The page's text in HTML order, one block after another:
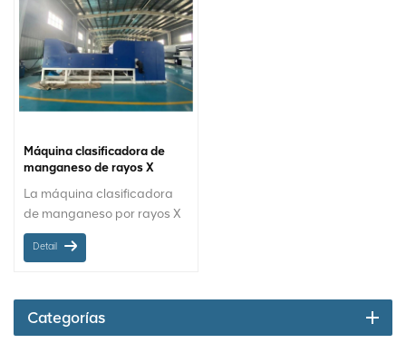
Máquina clasificadora de
manganeso de rayos X
La máquina clasificadora
de manganeso por rayos X
puede obtener los datos del
número atómico de los
para realizar un escaneo de
transmisión en el mineral
Detail
Categorías